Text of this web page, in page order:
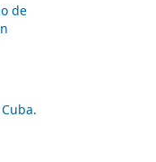
de